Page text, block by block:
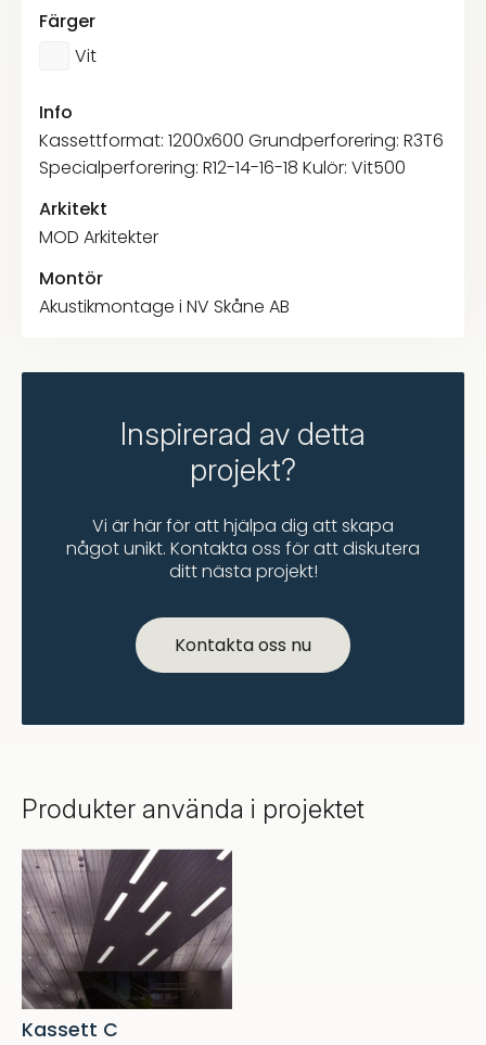
Färger
Vit
Info
Kassettformat: 1200x600 Grundperforering: R3T6
Specialperforering: R12-14-16-18 Kulör: Vit500
Arkitekt
MOD Arkitekter
Montör
Akustikmontage i NV Skåne AB
Inspirerad av detta
projekt?
Vi är här för att hjälpa dig att skapa
något unikt. Kontakta oss för att diskutera
ditt nästa projekt!
Kontakta oss nu
Produkter använda i projektet
Kassett C